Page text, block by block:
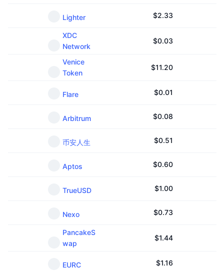
Lighter $2.33
XDC
Network
$0.03
Venice
Token
$11.20
Flare $0.01
Arbitrum $0.08
币安人生 $0.51
Aptos $0.60
TrueUSD $1.00
Nexo $0.73
PancakeS
wap
$1.44
EURC $1.16